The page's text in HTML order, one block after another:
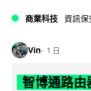
商業科技 資訊保
Vin 1 日
智博通路由